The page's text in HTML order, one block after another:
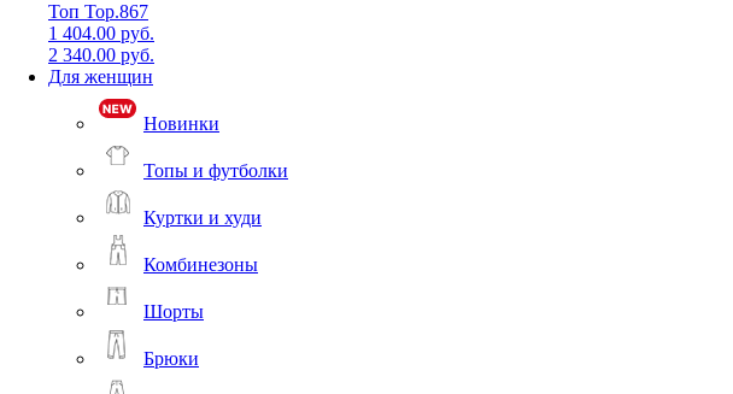
Топ Top.867
1 404.00 руб.
2 340.00 руб.
Для женщин
Новинки
Топы и футболки
Куртки и худи
Комбинезоны
Шорты
Брюки